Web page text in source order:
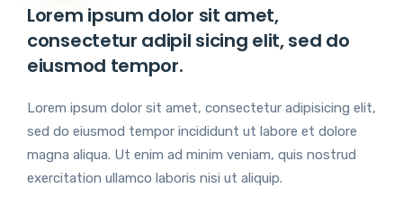
Lorem ipsum dolor sit amet,
consectetur adipil sicing elit, sed do
eiusmod tempor.
Lorem ipsum dolor sit amet, consectetur adipisicing elit,
sed do eiusmod tempor incididunt ut labore et dolore
magna aliqua. Ut enim ad minim veniam, quis nostrud
exercitation ullamco laboris nisi ut aliquip.